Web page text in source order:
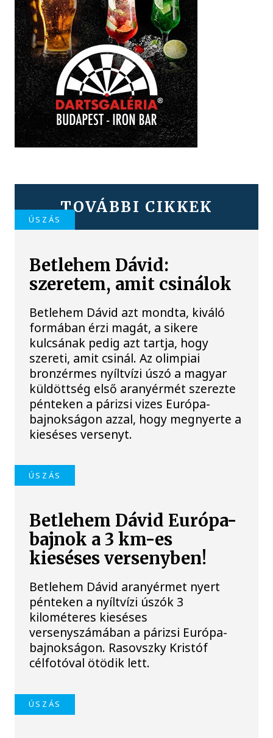
TOVÁBBI CIKKEK
ÚSZÁS
Betlehem Dávid:
szeretem, amit csinálok
Betlehem Dávid azt mondta, kiváló
formában érzi magát, a sikere
kulcsának pedig azt tartja, hogy
szereti, amit csinál. Az olimpiai
bronzérmes nyíltvízi úszó a magyar
küldöttség első aranyérmét szerezte
pénteken a párizsi vizes Európa-
bajnokságon azzal, hogy megnyerte a
kieséses versenyt.
ÚSZÁS
Betlehem Dávid Európa-
bajnok a 3 km-es
kieséses versenyben!
Betlehem Dávid aranyérmet nyert
pénteken a nyíltvízi úszók 3
kilométeres kieséses
versenyszámában a párizsi Európa-
bajnokságon. Rasovszky Kristóf
célfotóval ötödik lett.
ÚSZÁS